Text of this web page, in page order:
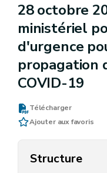
28 octobre
ministériel
d'urgence
propagation
COVID-19
Télécharger
Ajouter aux favoris
Structure